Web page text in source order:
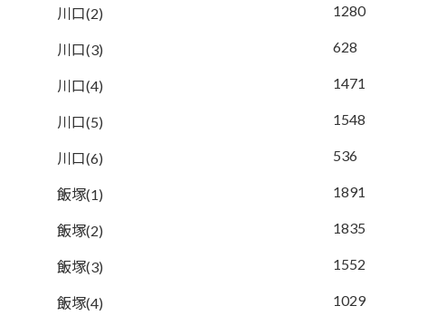
川口(2) 1280
川口(3) 628
川口(4) 1471
川口(5) 1548
川口(6) 536
飯塚(1) 1891
飯塚(2) 1835
飯塚(3) 1552
飯塚(4) 1029